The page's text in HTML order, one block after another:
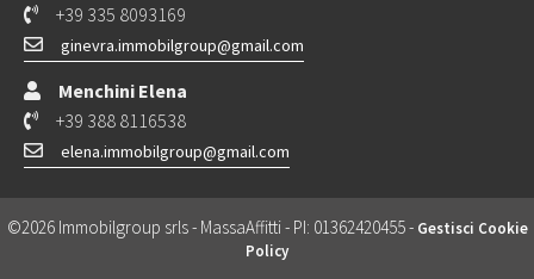
+39 335 8093169
ginevra.immobilgroup@gmail.com
Menchini Elena
+39 388 8116538
elena.immobilgroup@gmail.com
©2026 Immobilgroup srls - MassaAffitti - PI: 01362420455 - Gestisci Cookie
Policy